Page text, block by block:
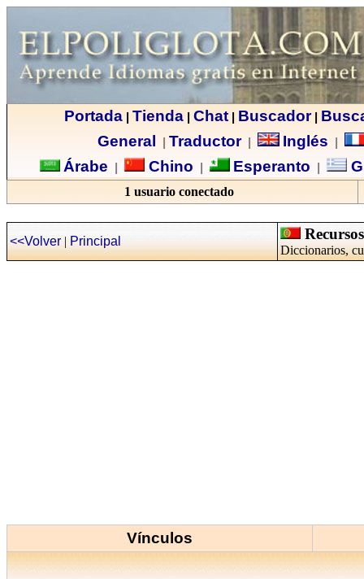
Portada| Tienda| Chat| Buscador|
General
Traductor| Inglés
Árabe Chino Esperanto
1 usuario conectado
<<Volver|Principal
Diccionarios,
Vínculos